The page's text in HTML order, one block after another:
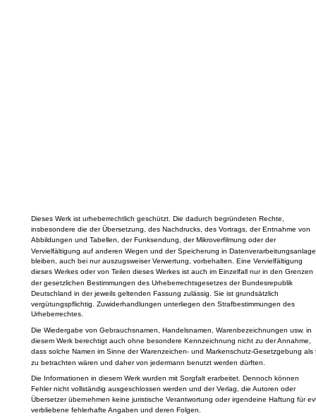
Dieses Werk ist urheberrechtlich geschützt. Die dadurch begründeten Rechte,
insbesondere die der Übersetzung, des Nachdrucks, des Vortrags, der Entnahme von
Abbildungen und Tabellen, der Funksendung, der Mikroverfilmung oder der
Vervielfältigung auf anderen Wegen und der Speicherung in
bleiben, auch bei nur auszugsweiser Verwertung, vorbehalten. Eine Vervielfältigung
dieses Werkes oder von Teilen dieses Werkes ist auch im Einzelfall nur in den Grenzen
der gesetzlichen Bestimmungen des Urheberrechtsgesetzes der Bundesrepublik
Deutschland in der jeweils geltenden Fassung zulässig. Sie ist grundsätzlich
vergütungspflichtig. Zuwiderhandlungen unterliegen den Strafbestimmungen des
Urheberrechtes.
Die Wiedergabe von Gebrauchsnamen, Handelsnamen, Warenbezeichnungen usw. in
diesem Werk berechtigt auch ohne besondere Kennzeichnung nicht zu der Annahme,
dass solche Namen im Sinne der Warenzeichen- und Markenschutz-Gesetzgebung als
zu betrachten wären und daher von jedermann benutzt werden dürften.
Die Informationen in diesem Werk wurden mit Sorgfalt erarbeitet. Dennoch können
Fehler nicht vollständig ausgeschlossen werden und der Verlag, die Autoren oder
Übersetzer übernehmen keine juristische Verantwortung oder irgendeine Haftung für